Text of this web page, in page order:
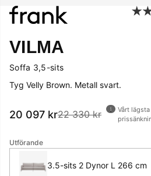
VILMA
Soffa 3,5-sits
Tyg Velly Brown. Metall svart.
20 097 kr22 330 kr
Vårt
Utförande
3.5-sits 2 Dynor L 266 cm